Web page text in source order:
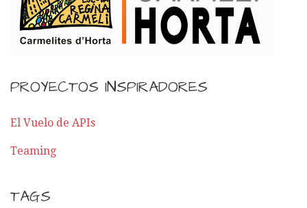
PROYECTOS INSPIRADORES
El Vuelo de APIs
Teaming
TAGS